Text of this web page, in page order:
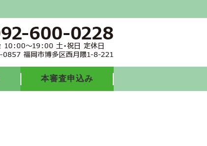
本審査申込み